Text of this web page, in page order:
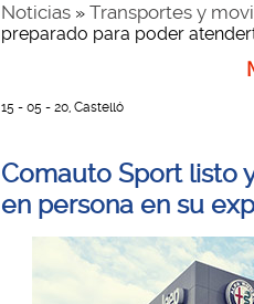
Noticias» Transportes y
preparado para poder
15 - 05 - 20, Castelló
Comauto Sport listo
en persona en su